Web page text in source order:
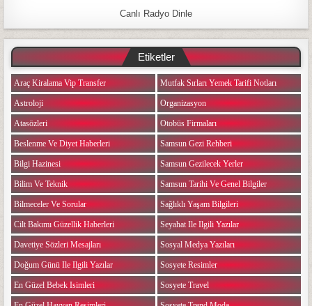
Canlı Radyo Dinle
Etiketler
Araç Kiralama Vip Transfer
Astroloji
Atasözleri
Beslenme Ve Diyet Haberleri
Bilgi Hazinesi
Bilim Ve Teknik
Bilmeceler Ve Sorular
Cilt Bakımı Güzellik Haberleri
Davetiye Sözleri Mesajları
Doğum Günü Ile Ilgili Yazılar
En Güzel Bebek Isimleri
Mutfak Sırları Yemek Tarifi Notları
Organizasyon
Otobüs Firmaları
Samsun Gezi Rehberi
Samsun Gezilecek Yerler
Samsun Tarihi Ve Genel Bilgiler
Sağlıklı Yaşam Bilgileri
Seyahat Ile Ilgili Yazılar
Sosyal Medya Yazıları
Sosyete Resimler
Sosyete Travel